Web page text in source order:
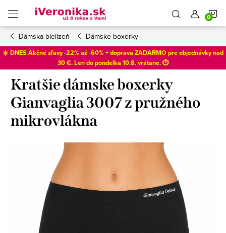
obsah
Dámska bielizeň Dámske boxerky
☀️ DNES Akčné zľavy -22% až -60% + doprava ZADARMO pre objednávky nad
30 €. Len dopondelka 10.8. vrátane. ⏱️
Kratšie dámske boxerky
Gianvaglia 3007 z pružného
mikrovlákna